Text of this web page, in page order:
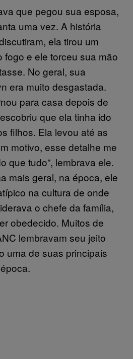
que pegou sua esposa,
uma vez. A história
ela tirou um
fogo e ele torceu sua mão
No geral, sua
era muito desgastada.
para casa depois de
que ela tinha ido
filhos. Ela levou até as
motivo, esse detalhe me
que tudo”, lembrava ele.
mais geral, na época, ele
na cultura de onde
o chefe da família,
obedecido. Muitos de
lembravam seu jeito
uma de suas principais